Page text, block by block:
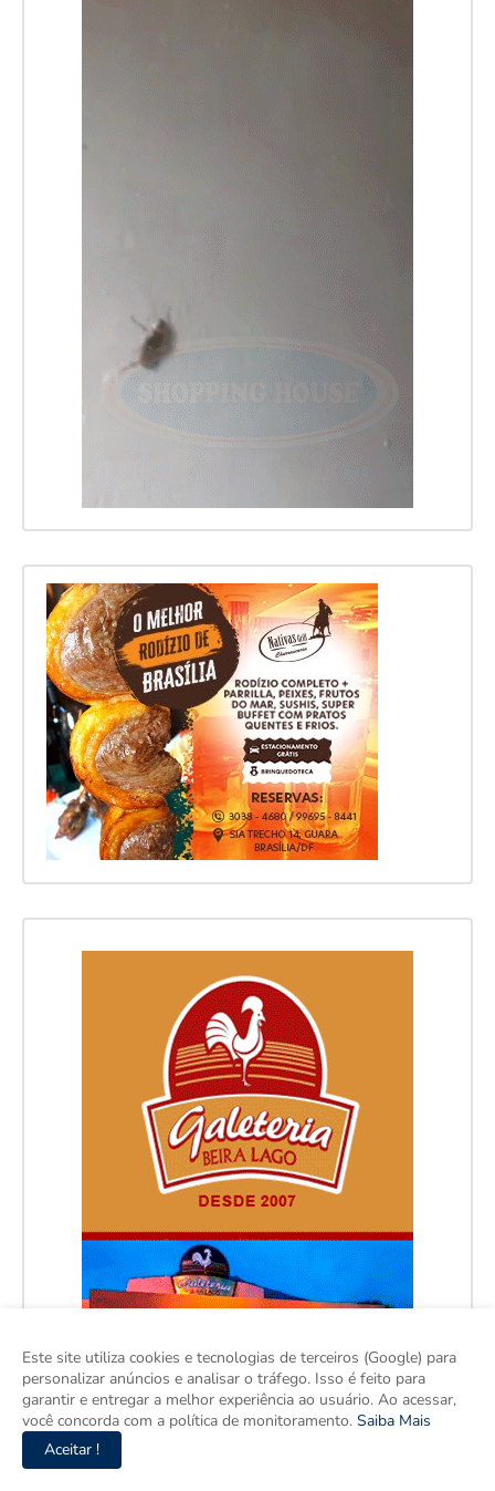
Este site utiliza cookies e tecnologias de terceiros (Google) para
personalizar anúncios e analisar o tráfego. Isso é feito para
garantir e entregar a melhor experiência ao usuário. Ao acessar,
você concorda com a política de monitoramento. Saiba Mais
Aceitar !